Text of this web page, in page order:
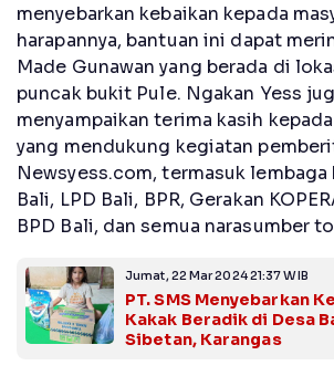
menyebarkan kebaikan kepada
harapannya, bantuan ini dapat
Made Gunawan yang berada di
puncak bukit Pule. Ngakan Yess
menyampaikan terima kasih
yang mendukung kegiatan
Newsyess.com, termasuk lembaga
Bali, LPD Bali, BPR, Gerakan
BPD Bali, dan semua narasumber
Jumat, 22 Mar 2024 21:37 WIB
PT. SMS Menyebarkan
Kakak Beradik di Desa
Sibetan, Karangas